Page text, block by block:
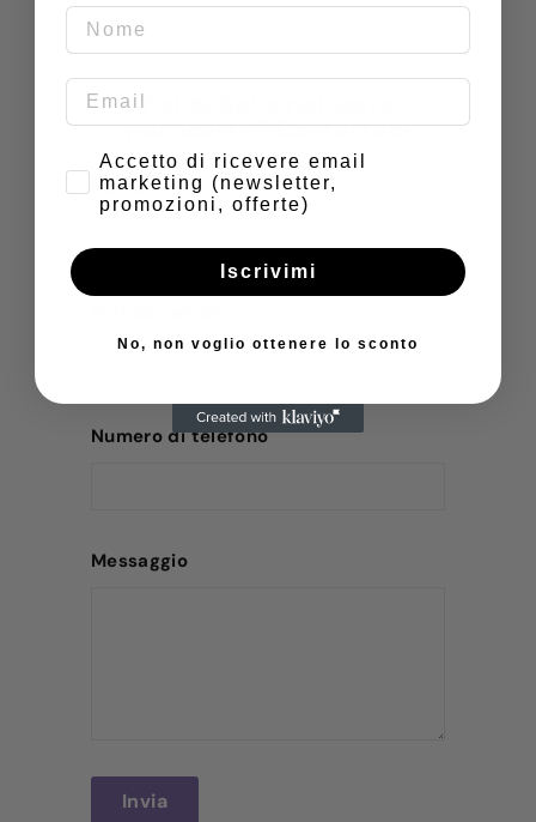
Hai dubbi o richieste
particolari? Contattaci
Nome
Numero di telefono
Messaggio
InviaInvia
Consenso
Accetto di ricevere email
marketing (newsletter,
promozioni, offerte)
Iscrivimi
No, non voglio ottenere lo sconto